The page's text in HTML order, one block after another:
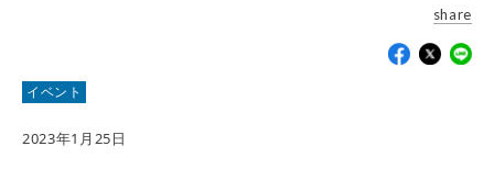
share
イベント
2023年1月25日